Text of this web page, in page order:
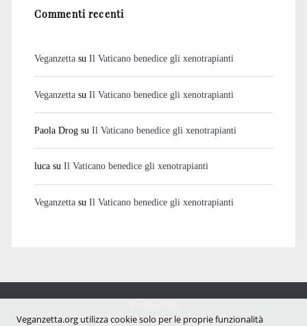
Commenti recenti
Veganzettasu Il Vaticano benedice gli xenotrapianti
Veganzettasu Il Vaticano benedice gli xenotrapianti
Paola Drogsu Il Vaticano benedice gli xenotrapianti
lucasu Il Vaticano benedice gli xenotrapianti
Veganzettasu Il Vaticano benedice gli xenotrapianti
Notizie dal mondo vegan e antispecista
Veganzetta.org utilizza cookie solo per le proprie funzionalità